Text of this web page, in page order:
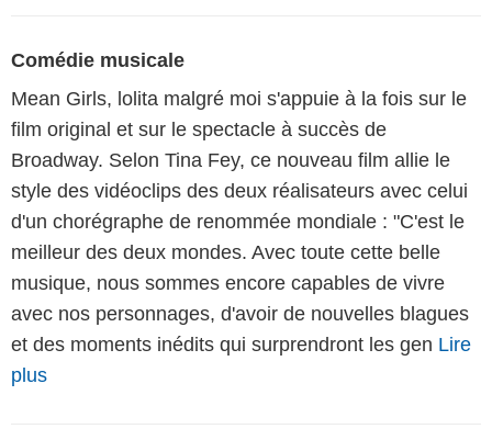
Comédie musicale
Mean Girls, lolita malgré moi s'appuie à la fois sur le
film original et sur le spectacle à succès de
Broadway. Selon Tina Fey, ce nouveau film allie le
style des vidéoclips des deux réalisateurs avec celui
d'un chorégraphe de renommée mondiale : "C'est le
meilleur des deux mondes. Avec toute cette belle
musique, nous sommes encore capables de vivre
avec nos personnages, d'avoir de nouvelles blagues
et des moments inédits qui surprendront les gen Lire
plus